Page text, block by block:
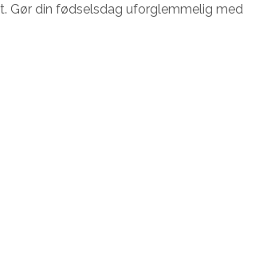
Gør din fødselsdag uforglemmelig med